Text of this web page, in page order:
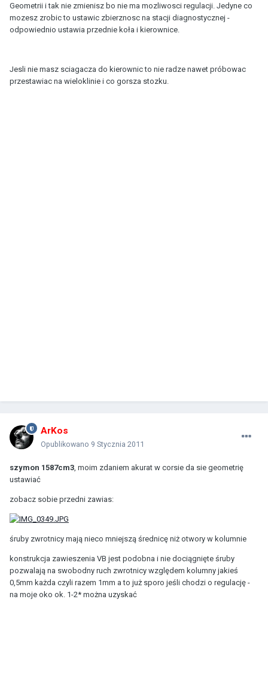
Geometrii i tak nie zmienisz bo nie ma mozliwosci regulacji. Jedyne co
mozesz zrobic to ustawic zbierznosc na stacji diagnostycznej -
odpowiednio ustawia przednie koła i kierownice.
Jesli nie masz sciagacza do kierownic to nie radze nawet próbowac
przestawiac na wieloklinie i co gorsza stozku.
ArKos
Opublikowano 9 Stycznia 2011
szymon 1587cm3 , moim zdaniem akurat w corsie da sie geometrię
ustawiać
zobacz sobie przedni zawias:
śruby zwrotnicy mają nieco mniejszą średnicę niż otwory w kolumnie
konstrukcja zawieszenia VB jest podobna i nie dociągnięte śruby
pozwalają na swobodny ruch zwrotnicy względem kolumny jakieś
0,5mm każda czyli razem 1mm a to już sporo jeśli chodzi o regulację -
na moje oko ok. 1-2* można uzyskać